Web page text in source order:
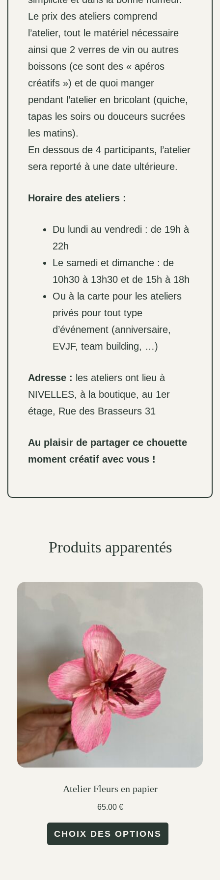
Le prix des ateliers comprend
l’atelier, tout le matériel nécessaire
ainsi que 2 verres de vin ou autres
boissons (ce sont des « apéros
créatifs ») et de quoi manger
pendant l’atelier en bricolant (quiche,
tapas les soirs ou douceurs sucrées
les matins).
En dessous de 4 participants, l’atelier
sera reporté à une date ultérieure.
Horaire des ateliers :
Du lundi au vendredi : de 19h à
22h
Le samedi et dimanche : de
10h30 à 13h30 et de 15h à 18h
Ou à la carte pour les ateliers
privés pour tout type
d’événement (anniversaire,
EVJF, team building, …)
Adresse : les ateliers ont lieu à
NIVELLES, à la boutique, au 1er
étage, Rue des Brasseurs 31
Au plaisir de partager ce chouette
moment créatif avec vous !
Produits apparentés
Atelier Fleurs en papier
65.00 €
CHOIX DES OPTIONS